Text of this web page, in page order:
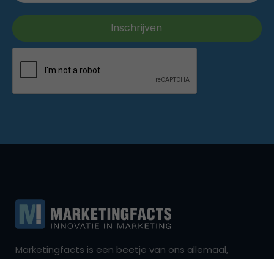
Marketingfacts is een beetje van ons allemaal,